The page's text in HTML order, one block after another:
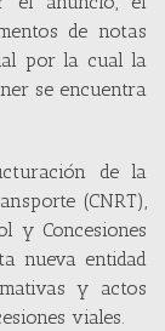
de notas
por la cual la
se encuentra
de la
(CNRT),
y Concesiones
nueva entidad
y actos
viales.